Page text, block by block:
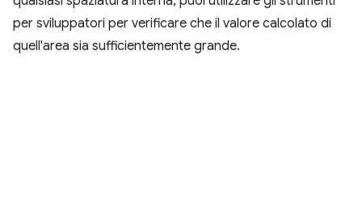
per sviluppatori per verificare che il valore calcolato di
quell'area sia sufficientemente grande.